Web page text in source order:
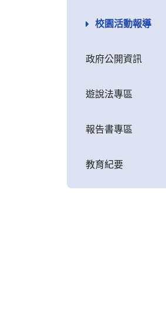
校園活動報導
政府公開資訊
遊說法專區
報告書專區
教育紀要